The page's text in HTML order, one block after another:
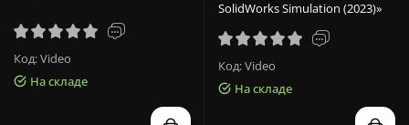
Код: Video
На складе
SolidWorks Simulation (2023)»
Код: Video
На складе